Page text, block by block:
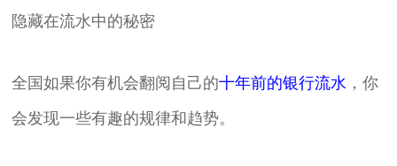
隐藏在流水中的秘密
全国如果你有机会翻阅自己的十年前的银行流水 ，你
会发现一些有趣的规律和趋势。